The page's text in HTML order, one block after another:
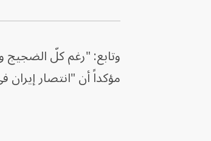
وتابع: "رغم كلّ الضجيج
مؤكداً أن "انتصار